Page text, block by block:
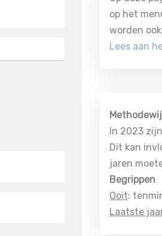
op het
worden
Lees aan
In 2023
Dit kan
jaren
Begrippen
Ooit:
Laatste